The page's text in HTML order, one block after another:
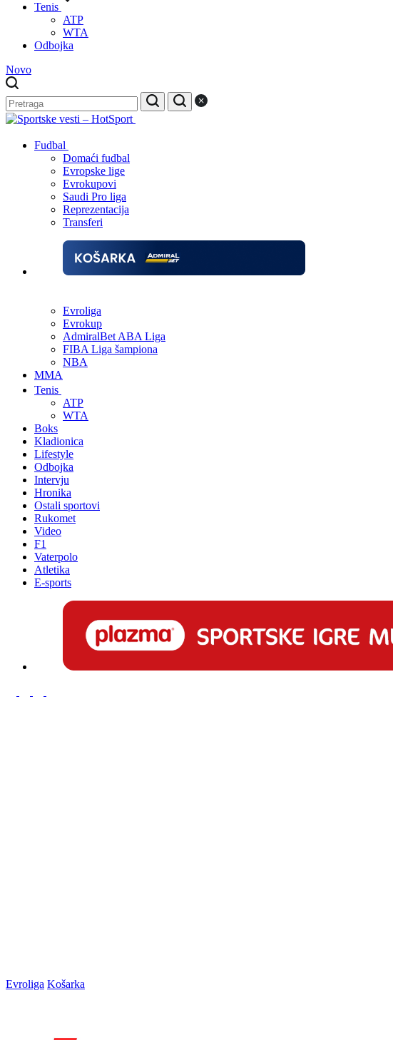
Tenis
ATP
WTA
Odbojka
Novo
Fudbal
Domaći fudbal
Evropske lige
Evrokupovi
Saudi Pro liga
Reprezentacija
Transferi
Evroliga
Evrokup
AdmiralBet ABA Liga
FIBA Liga šampiona
NBA
MMA
Tenis
ATP
WTA
Boks
Kladionica
Lifestyle
Odbojka
Intervju
Hronika
Ostali sportovi
Rukomet
Video
F1
Vaterpolo
Atletika
E-sports
Evroliga Košarka